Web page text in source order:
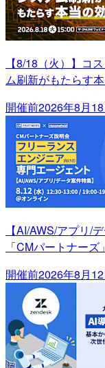
【8/18（火）】コ
ム刷新がもたらす
開催前2026年8月
【AI/AWS/アプリ/
「CMパートナー
開催前2026年8月